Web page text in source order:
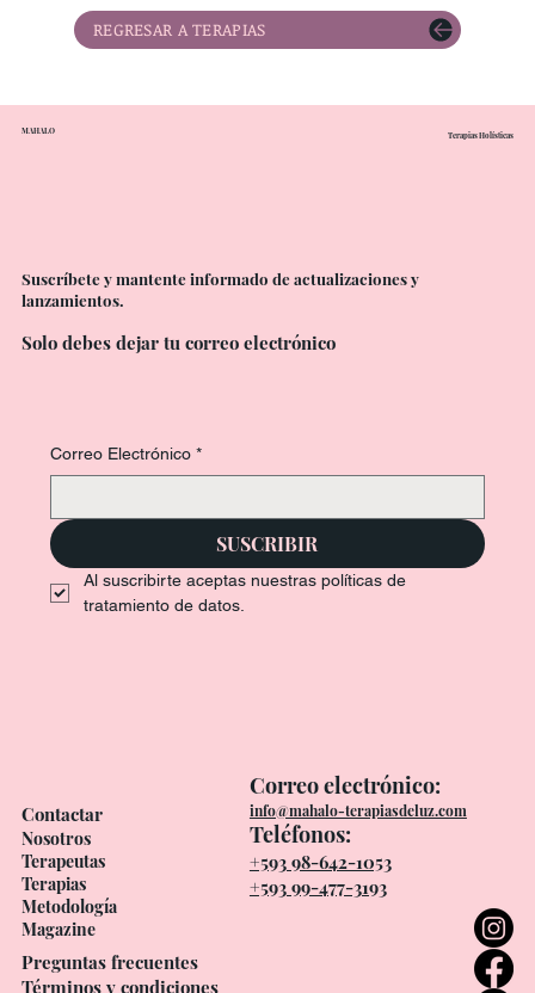
REGRESAR A TERAPIAS
MAHALO
Suscríbete y mantente informado de actualizaciones y
lanzamientos.
Solo debes dejar tu correo electrónico
Correo Electrónico *
SUSCRIBIR
Al suscribirte aceptas nuestras políticas de
tratamiento de datos.
Terapias Holísticas
Nosotros
Terapeutas
Terapias
Metodología
Magazine
Contactar
Preguntas frecuentes
Términos y condiciones
Correo electrónico:
info@mahalo-terapiasdeluz.com
Teléfonos:
+593 98-642-1053
+593 99-477-3193